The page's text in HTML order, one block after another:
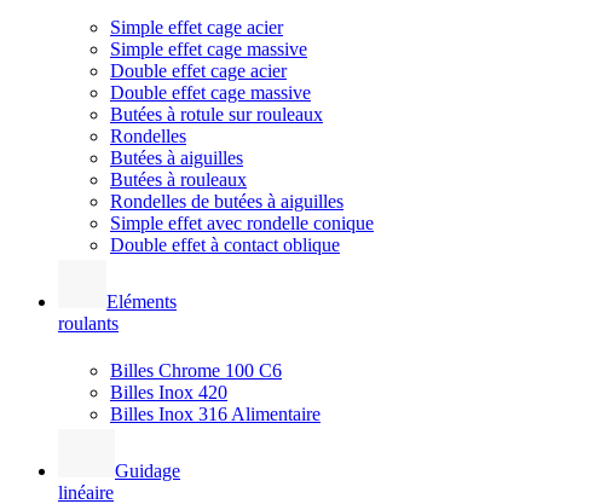
Simple effet cage acier
Simple effet cage massive
Double effet cage acier
Double effet cage massive
Butées à rotule sur rouleaux
Rondelles
Butées à aiguilles
Butées à rouleaux
Rondelles de butées à aiguilles
Simple effet avec rondelle conique
Double effet à contact oblique
Eléments
roulants
Billes Chrome 100 C6
Billes Inox 420
Billes Inox 316 Alimentaire
Guidage
linéaire